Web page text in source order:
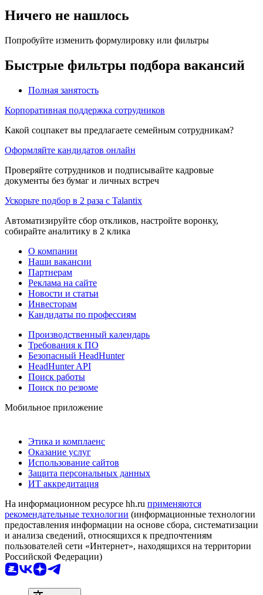
Ничего не нашлось
Попробуйте изменить формулировку или фильтры
Быстрые фильтры подбора вакансий
Полная занятость
Корпоративная поддержка сотрудников
Какой соцпакет вы предлагаете семейным сотрудникам?
Оформляйте кандидатов онлайн
Проверяйте сотрудников и подписывайте кадровые
документы без бумаг и личных встреч
Ускорьте подбор в 2 раза с Talantix
Автоматизируйте сбор откликов, настройте воронку,
собирайте аналитику в 2 клика
О компании
Наши вакансии
Партнерам
Реклама на сайте
Новости и статьи
Инвесторам
Кандидаты по профессиям
Производственный календарь
Требования к ПО
Безопасный HeadHunter
HeadHunter API
Поиск работы
Поиск по резюме
Мобильное приложение
Этика и комплаенс
Оказание услуг
Использование сайтов
Защита персональных данных
ИТ аккредитация
На информационном ресурсе hh.ru применяются
рекомендательные технологии (информационные технологии
предоставления информации на основе сбора, систематизации
и анализа сведений, относящихся к предпочтениям
пользователей сети «Интернет», находящихся на территории
Российской Федерации)